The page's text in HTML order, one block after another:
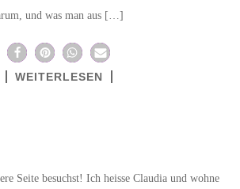
und was man aus […]
WEITERLESEN
Seite besuchst! Ich heisse Claudia und wohne